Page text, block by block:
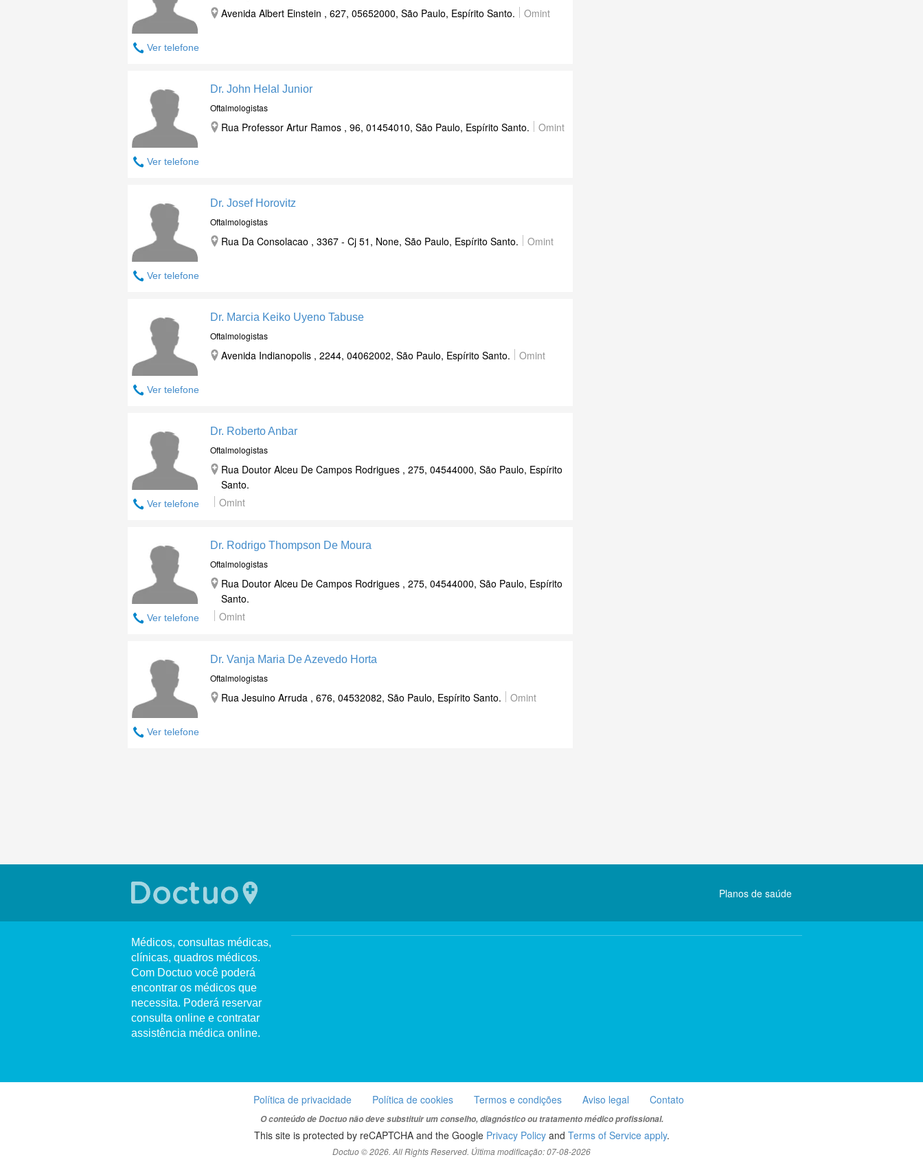
Ver telefone
Avenida Albert Einstein , 627, 05652000, São Paulo, Espírito Santo. Omint
Ver telefone
Dr. John Helal Junior
Oftalmologistas
Rua Professor Artur Ramos , 96, 01454010, São Paulo, Espírito Santo. Omint
Ver telefone
Dr. Josef Horovitz
Oftalmologistas
Rua Da Consolacao , 3367 - Cj 51, None, São Paulo, Espírito Santo. Omint
Ver telefone
Dr. Marcia Keiko Uyeno Tabuse
Oftalmologistas
Avenida Indianopolis , 2244, 04062002, São Paulo, Espírito Santo. Omint
Ver telefone
Dr. Roberto Anbar
Oftalmologistas
Rua Doutor Alceu De Campos Rodrigues , 275, 04544000, São Paulo, Espírito
Santo.
Omint
Ver telefone
Dr. Rodrigo Thompson De Moura
Oftalmologistas
Rua Doutor Alceu De Campos Rodrigues , 275, 04544000, São Paulo, Espírito
Santo.
Omint
Ver telefone
Dr. Vanja Maria De Azevedo Horta
Oftalmologistas
Rua Jesuino Arruda , 676, 04532082, São Paulo, Espírito Santo. Omint
Planos de saúde
Médicos, consultas médicas,
clínicas, quadros médicos.
Com Doctuo você poderá
encontrar os médicos que
necessita. Poderá reservar
consulta online e contratar
assistência médica online.
Política de privacidade Política de cookies Termos e condições Aviso legal Contato
O conteúdo de Doctuo não deve substituir um conselho, diagnóstico ou tratamento médico profissional.
This site is protected by reCAPTCHA and the Google Privacy Policyand Terms of Service apply.
Doctuo © 2026. All Rights Reserved. Última modificação: 07-08-2026